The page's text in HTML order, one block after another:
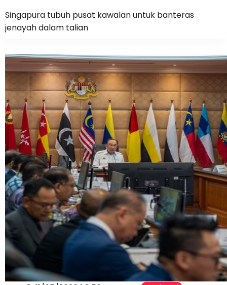
Singapura tubuh pusat kawalan untuk banteras
jenayah dalam talian